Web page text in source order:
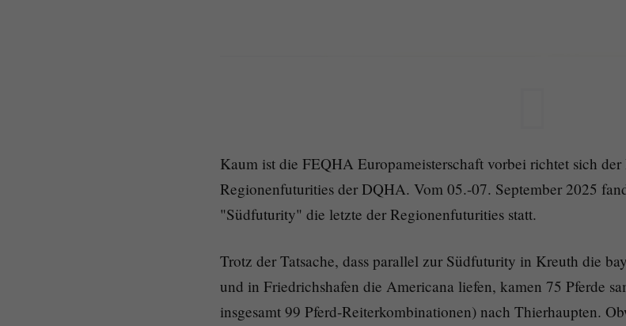
Kaum ist die FEQHA Europameisterschaft vorbei richtet sich
Regionenfuturities der DQHA. Vom 05.-07. September 2025
"Südfuturity" die letzte der Regionenfuturities statt.
Trotz der Tatsache, dass parallel zur Südfuturity in Kreuth die
und in Friedrichshafen die Americana liefen, kamen 75 Pferde
insgesamt 99 Pferd-Reiterkombinationen) nach Thierhaupten.